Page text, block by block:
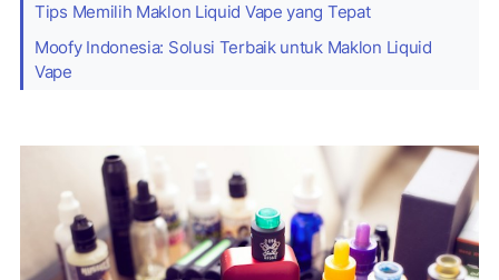
Tips Memilih Maklon Liquid Vape yang Tepat
Moofy Indonesia: Solusi Terbaik untuk Maklon Liquid
Vape